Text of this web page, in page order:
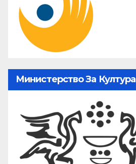
Министерство За Култура